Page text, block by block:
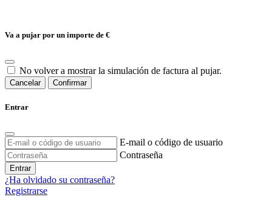
Va a pujar por un importe de €
No volver a mostrar la simulación de factura al pujar.
Cancelar Confirmar
Entrar
E-mail o código de usuario
Contraseña
Entrar
¿Ha olvidado su contraseña?
Registrarse